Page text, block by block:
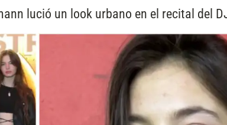
lució un look urbano en el recital del